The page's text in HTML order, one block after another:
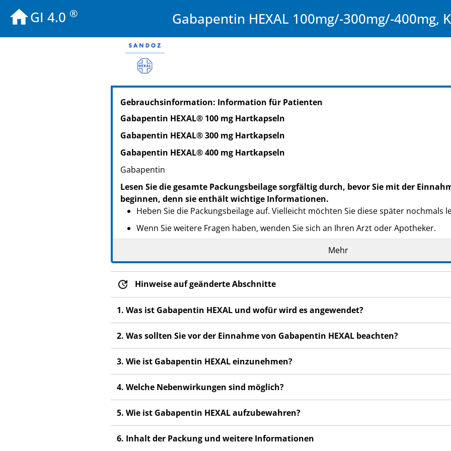
GI 4.0 ® Gabapentin HEXAL 100mg/-300mg/-400mg,
PZN: 04024316
PPN: 110402431693
NTIN: 04150040243168
PPN: 110402433949
NTIN: 04150040243397
PZN: 04024351
PPN: 110402435178
NTIN: 04150040243519
PZN: 04024374
PPN: 110402437434
NTIN: 04150040243748
Gebrauchsinformation: Information für Patienten
Gabapentin HEXAL® 100 mg Hartkapseln
Gabapentin HEXAL® 300 mg Hartkapseln
Gabapentin HEXAL® 400 mg Hartkapseln
Gabapentin
Lesen Sie die gesamte Packungsbeilage sorgfältig durch, bevor Sie mit der
beginnen, denn sie enthält wichtige Informationen.
Heben Sie die Packungsbeilage auf. Vielleicht möchten Sie diese später nochmals
Wenn Sie weitere Fragen haben, wenden Sie sich an Ihren Arzt oder Apotheker.
Dieses Arzneimittel wurde Ihnen persönlich verschrieben. Geben Sie es nicht an
Wenn Sie Nebenwirkungen bemerken, wenden Sie sich an Ihren Arzt oder
Nebenwirkungen, die nicht in dieser Packungsbeilage angegeben sind. Siehe
Mehr
Hinweise auf geänderte Abschnitte
1. Was ist Gabapentin HEXAL und wofür wird es angewendet?
2. Was sollten Sie vor der Einnahme von Gabapentin HEXAL beachten?
3. Wie ist Gabapentin HEXAL einzunehmen?
4. Welche Nebenwirkungen sind möglich?
5. Wie ist Gabapentin HEXAL aufzubewahren?
6. Inhalt der Packung und weitere Informationen